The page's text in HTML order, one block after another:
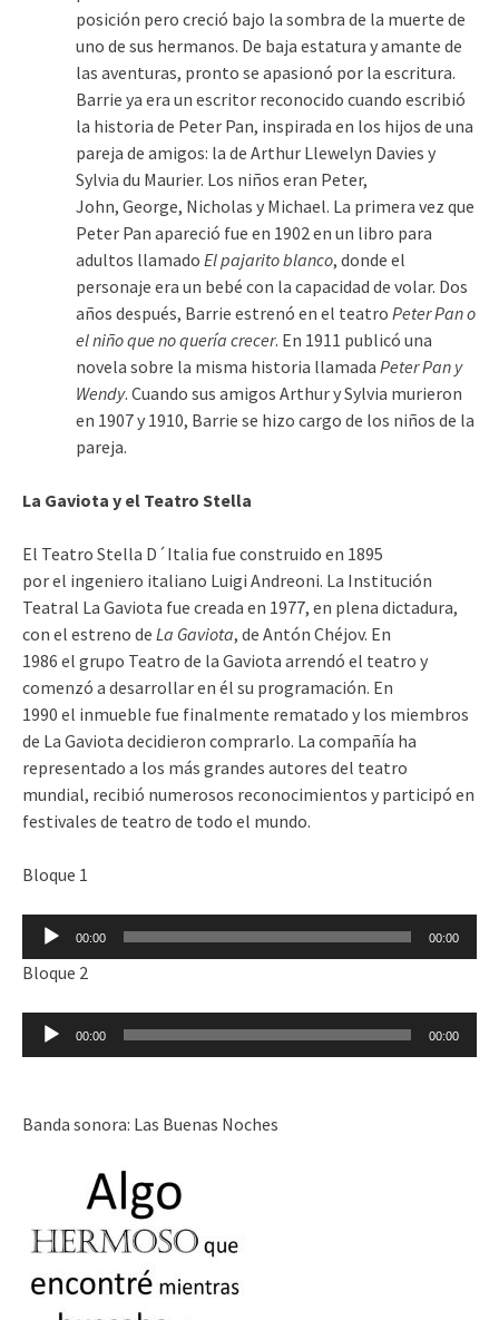
posición pero creció bajo la sombra de la muerte de
uno de sus hermanos. De baja estatura y amante de
las aventuras, pronto se apasionó por la escritura.
Barrie ya era un escritor reconocido cuando escribió
la historia de Peter Pan, inspirada en los hijos de una
pareja de amigos: la de Arthur Llewelyn Davies y
Sylvia du Maurier. Los niños eran Peter,
John, George, Nicholas y Michael. La primera vez que
Peter Pan apareció fue en 1902 en un libro para
adultos llamado El pajarito blanco, donde el
personaje era un bebé con la capacidad de volar. Dos
años después, Barrie estrenó en el teatro Peter Pan o
el niño que no quería crecer. En 1911 publicó una
novela sobre la misma historia llamada Peter Pan y
Wendy. Cuando sus amigos Arthur y Sylvia murieron
en 1907 y 1910, Barrie se hizo cargo de los niños de la
pareja.
La Gaviota y el Teatro Stella
El Teatro Stella D´Italia fue construido en 1895
por el ingeniero italiano Luigi Andreoni. La Institución
Teatral La Gaviota fue creada en 1977, en plena dictadura,
con el estreno de La Gaviota, de Antón Chéjov. En
1986 el grupo Teatro de la Gaviota arrendó el teatro y
comenzó a desarrollar en él su programación. En
1990 el inmueble fue finalmente rematado y los miembros
de La Gaviota decidieron comprarlo. La compañía ha
representado a los más grandes autores del teatro
mundial, recibió numerosos reconocimientos y participó en
festivales de teatro de todo el mundo.
Bloque 1
Reproductor
audio
00:00 00:00
Bloque 2
Reproductor
00:00 00:00
Banda sonora: Las Buenas Noches